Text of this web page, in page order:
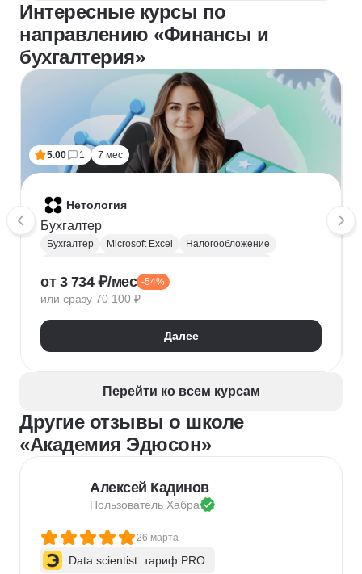
Интересные курсы по
направлению «Финансы и
бухгалтерия»
5.00 1 7 мес
Нетология
Бухгалтер
Бухгалтер Microsoft Excel
Налогообложение
Управленческий учет
Финансовый учет
1С:Бухгалтерия
Excel для экономистов
Google Таблицы
Финансовая отчетность
Налоговый учет
Бухгалтерская отчетность
от 3 734 ₽/мес -54%
или сразу 70 100 ₽
Далее
Перейти ко всем курсам
Другие отзывы о школе
«Академия Эдюсон»
Алексей Кадинов
Пользователь Хабра
26 марта
Data scientist: тариф PRO